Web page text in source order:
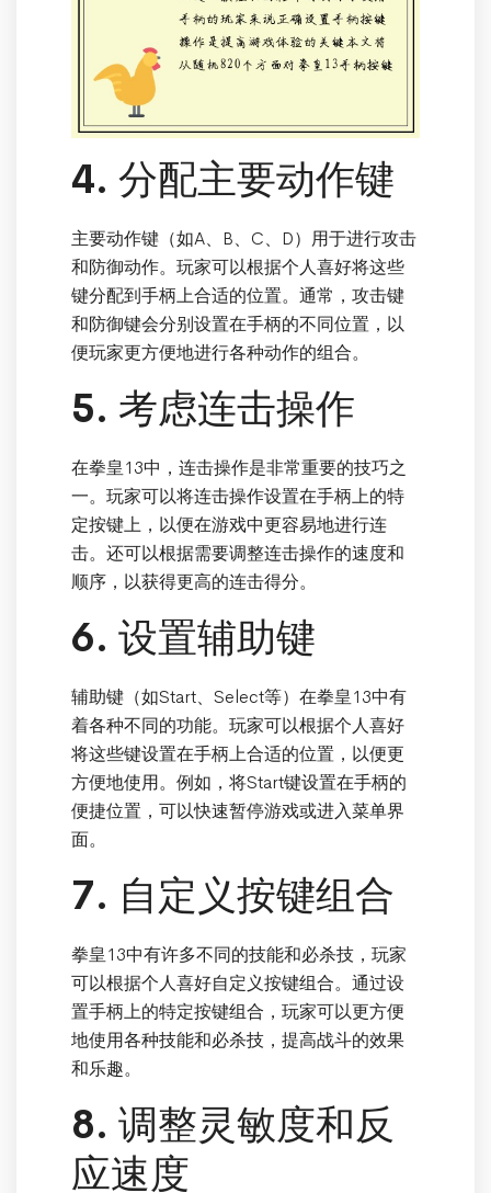
4. 分配主要动作键
主要动作键（如A、B、C、D）用于进行攻击
和防御动作。玩家可以根据个人喜好将这些
键分配到手柄上合适的位置。通常，攻击键
和防御键会分别设置在手柄的不同位置，以
便玩家更方便地进行各种动作的组合。
5. 考虑连击操作
在拳皇13中，连击操作是非常重要的技巧之
一。玩家可以将连击操作设置在手柄上的特
定按键上，以便在游戏中更容易地进行连
击。还可以根据需要调整连击操作的速度和
顺序，以获得更高的连击得分。
6. 设置辅助键
辅助键（如Start、Select等）在拳皇13中有
着各种不同的功能。玩家可以根据个人喜好
将这些键设置在手柄上合适的位置，以便更
方便地使用。例如，将Start键设置在手柄的
便捷位置，可以快速暂停游戏或进入菜单界
面。
7. 自定义按键组合
拳皇13中有许多不同的技能和必杀技，玩家
可以根据个人喜好自定义按键组合。通过设
置手柄上的特定按键组合，玩家可以更方便
地使用各种技能和必杀技，提高战斗的效果
和乐趣。
8. 调整灵敏度和反
应速度